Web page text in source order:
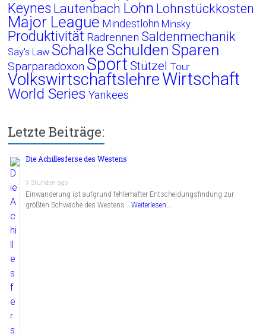
Keynes Lautenbach Lohn Lohnstückkosten
Major League Mindestlohn Minsky
Produktivität Radrennen Saldenmechanik
Say's Law Schalke Schulden Sparen
Sparparadoxon Sport Stützel Tour
VolkswirtschaftslehreWirtschaft
World Series Yankees
Letzte Beiträge:
Die Achillesferse des Westens
9 Stunden ago
Einwanderung ist aufgrund fehlerhafter Entscheidungsfindung zur
größten Schwäche des Westens …Weiterlesen...